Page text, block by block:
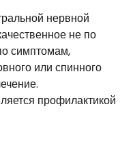
нервной
не по
симптомам,
или спинного
профилактикой